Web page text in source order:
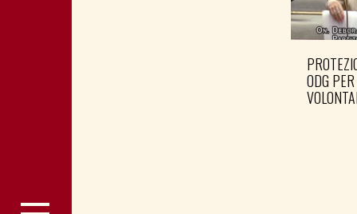
ODG